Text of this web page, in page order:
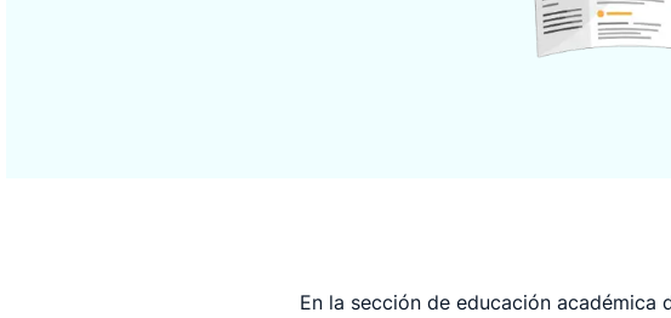
En la sección de educación